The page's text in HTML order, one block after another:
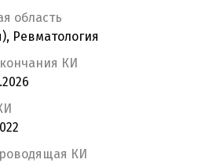
область
Ревматология
КИ
КИ